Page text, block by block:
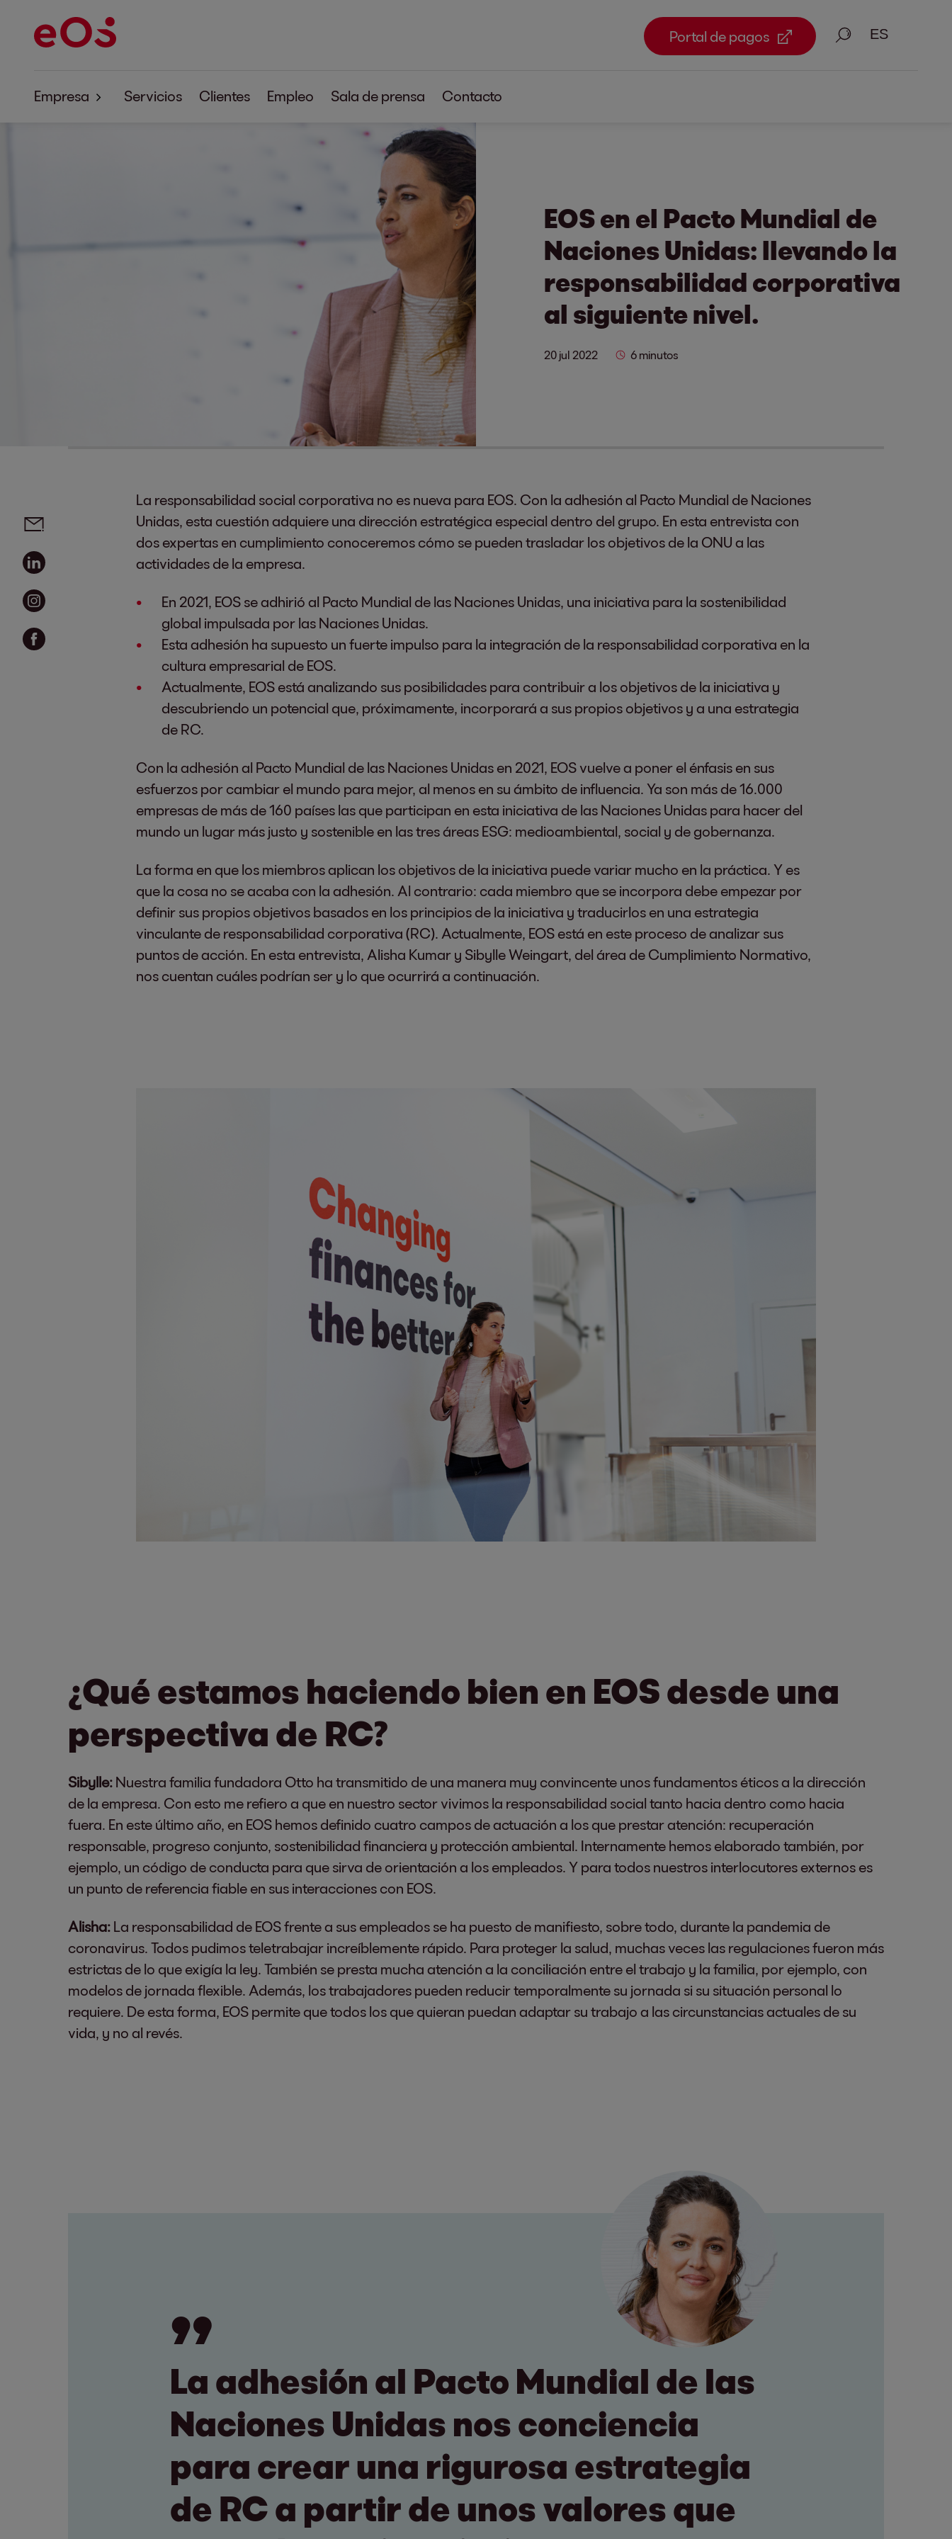
Portal de pagos Busque en
Empresa Servicios Clientes Empleo Sala de prensa Contacto
EOS en el Pacto Mundial de
Naciones Unidas: llevando la
responsabilidad corporativa
al siguiente nivel.
20 jul 2022 6 minutos
La responsabilidad social corporativa no es nueva para EOS. Con la adhesión al Pacto Mundial de Naciones
Unidas, esta cuestión adquiere una dirección estratégica especial dentro del grupo. En esta entrevista con
dos expertas en cumplimiento conoceremos cómo se pueden trasladar los objetivos de la ONU a las
actividades de la empresa.
En 2021, EOS se adhirió al Pacto Mundial de las Naciones Unidas, una iniciativa para la sostenibilidad
global impulsada por las Naciones Unidas.
Esta adhesión ha supuesto un fuerte impulso para la integración de la responsabilidad corporativa en la
cultura empresarial de EOS.
Actualmente, EOS está analizando sus posibilidades para contribuir a los objetivos de la iniciativa y
descubriendo un potencial que, próximamente, incorporará a sus propios objetivos y a una estrategia
de RC.
Con la adhesión al Pacto Mundial de las Naciones Unidas en 2021, EOS vuelve a poner el énfasis en sus
esfuerzos por cambiar el mundo para mejor, al menos en su ámbito de influencia. Ya son más de 16.000
empresas de más de 160 países las que participan en esta iniciativa de las Naciones Unidas para hacer del
mundo un lugar más justo y sostenible en las tres áreas ESG: medioambiental, social y de gobernanza.
La forma en que los miembros aplican los objetivos de la iniciativa puede variar mucho en la práctica. Y es
que la cosa no se acaba con la adhesión. Al contrario: cada miembro que se incorpora debe empezar por
definir sus propios objetivos basados en los principios de la iniciativa y traducirlos en una estrategia
vinculante de responsabilidad corporativa (RC). Actualmente, EOS está en este proceso de analizar sus
puntos de acción. En esta entrevista, Alisha Kumar y Sibylle Weingart, del área de Cumplimiento Normativo,
nos cuentan cuáles podrían ser y lo que ocurrirá a continuación.
¿Qué estamos haciendo bien en EOS desde una
perspectiva de RC?
Sibylle: Nuestra familia fundadora Otto ha transmitido de una manera muy convincente unos fundamentos éticos a la dirección
de la empresa. Con esto me refiero a que en nuestro sector vivimos la responsabilidad social tanto hacia dentro como hacia
fuera. En este último año, en EOS hemos definido cuatro campos de actuación a los que prestar atención: recuperación
responsable, progreso conjunto, sostenibilidad financiera y protección ambiental. Internamente hemos elaborado también, por
ejemplo, un código de conducta para que sirva de orientación a los empleados. Y para todos nuestros interlocutores externos es
un punto de referencia fiable en sus interacciones con EOS.
Alisha: La responsabilidad de EOS frente a sus empleados se ha puesto de manifiesto, sobre todo, durante la pandemia de
coronavirus. Todos pudimos teletrabajar increíblemente rápido. Para proteger la salud, muchas veces las regulaciones fueron más
estrictas de lo que exigía la ley. También se presta mucha atención a la conciliación entre el trabajo y la familia, por ejemplo, con
modelos de jornada flexible. Además, los trabajadores pueden reducir temporalmente su jornada si su situación personal lo
requiere. De esta forma, EOS permite que todos los que quieran puedan adaptar su trabajo a las circunstancias actuales de su
vida, y no al revés.
La adhesión al Pacto Mundial de las
Naciones Unidas nos conciencia
para crear una rigurosa estrategia
de RC a partir de unos valores que
Social media links - share article